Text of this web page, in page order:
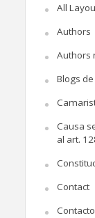
All
Authors
Authors
Blogs
Causa
al art.
Contact
Contacto